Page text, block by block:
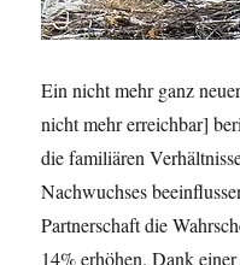
Ein nicht mehr ganz
nicht mehr erreichbar]
die familiären
Nachwuchses
Partnerschaft die
14% erhöhen. Dank